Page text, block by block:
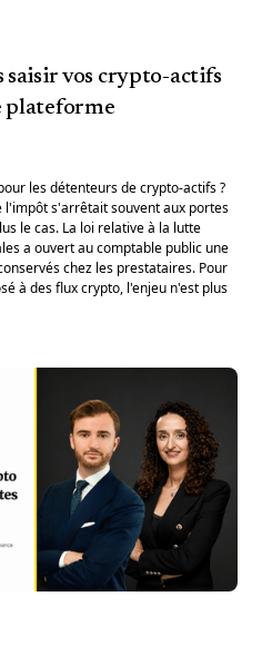
saisir vos crypto-actifs
plateforme
les détenteurs de crypto-actifs ?
l'impôt s'arrêtait souvent aux portes
le cas. La loi relative à la lutte
a ouvert au comptable public une
chez les prestataires. Pour
à des flux crypto, l'enjeu n'est plus